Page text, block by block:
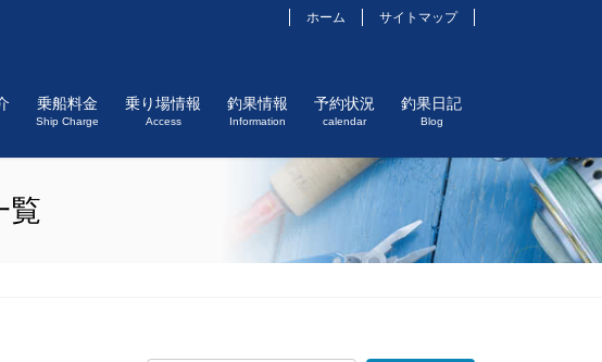
ホーム サイトマップ
乗船料金
Ship Charge
乗り場情報
Access
釣果情報
Information
予約状況
calendar
釣果日記
Blog
覧